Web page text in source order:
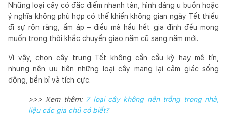
Những loại cây có đặc điểm nhanh tàn, hình dáng u buồn hoặc
ý nghĩa không phù hợp có thể khiến không gian ngày Tết thiếu
đi sự rộn ràng, ấm áp – điều mà hầu hết gia đình đều mong
muốn trong thời khắc chuyển giao năm cũ sang năm mới.
Vì vậy, chọn cây trưng Tết không cần cầu kỳ hay mê tín,
nhưng nên ưu tiên những loại cây mang lại cảm giác sống
động, bền bỉ và tích cực.
>>> Xem thêm: 7 loại cây không nên trồng trong nhà,
liệu các gia chủ có biết?